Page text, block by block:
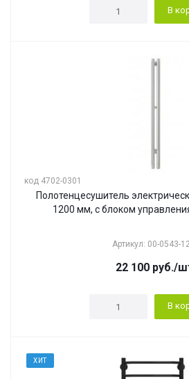
В
код 4702-0301
Полотенцесушитель
1200 мм, с блоком
Артикул: 00-0543-
22 100руб./
В
ХИТ